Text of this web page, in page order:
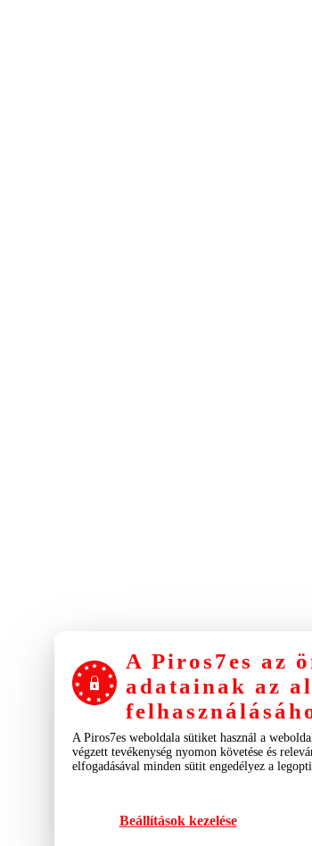
A Piros7es az
adatainak az
A Piros7es weboldala sütiket használ a
végzett tevékenység nyomon követése és
elfogadásával minden sütit engedélyez a
Beállítások kezelése